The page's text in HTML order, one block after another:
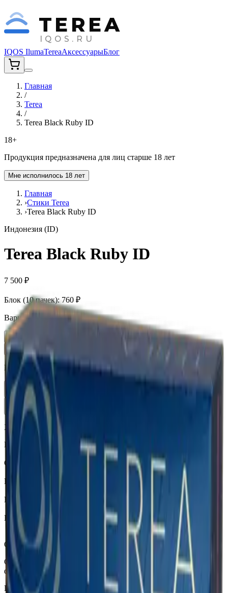
TEREA
IQOS.RU
IQOS IlumaTereaАксессуарыБлог
Главная
/
Terea
/
Terea Black Ruby ID
18+
Продукция предназначена для лиц старше 18 лет
Мне исполнилось 18 лет
Главная
›Стики Terea
›Terea Black Ruby ID
Индонезия (ID)
Terea Black Ruby ID
7 500 ₽
Блок (10 пачек): 760 ₽
Вариант
Пачка
Блок × 10
Количество
1
В корзину —
Характеристики
Бренд
Страна
Крепость
Капсула
Вкусы
Фруктовый вкус, Ментол
Описание
Смесь красных ягод с ментолом в дополнении со сладким
фильтром.
Похожие товары